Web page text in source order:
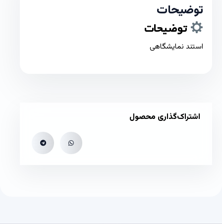
توضیحات
توضیحات
استند نمایشگاهی
اشتراک‌گذاری محصول